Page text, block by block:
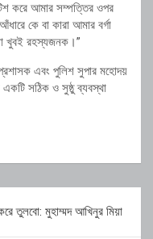
করে আমার সম্পত্তির ওপর
কে বা কারা আমার বর্গা
খুবই রহস্যজনক।”
প্রশাসক এবং পুলিশ সুপার মহোদয়
সঠিক ও সুষ্ঠু ব্যবস্থা
তুলবো: মুহাম্মদ আখিনুর মিয়া